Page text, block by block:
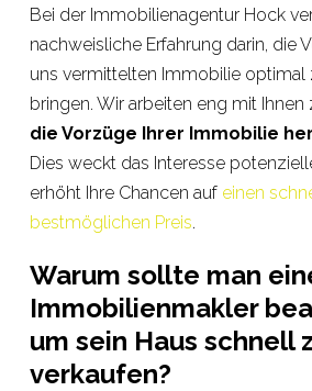
Bei der Immobilienagentur Hock
nachweisliche Erfahrung darin, die
uns vermittelten Immobilie optimal
bringen. Wir arbeiten eng mit
die Vorzüge Ihrer Immobilie
Dies weckt das Interesse
erhöht Ihre Chancen auf einen
bestmöglichen Preis.
Warum sollte man
Immobilienmakler
um sein Haus schnell
verkaufen?